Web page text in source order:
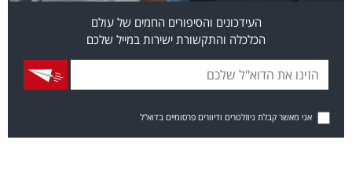
העידכונים והסיפורים החמים של עולם
הכלכלה והתקשורת ישירות במייל שלכם
אני מאשר קבלת ניוזלטרים ודיוורים פרסומיים בדוא"ל